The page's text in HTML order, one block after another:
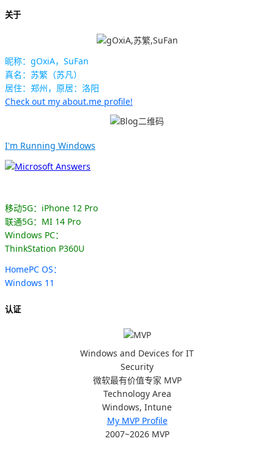
关于
昵称：gOxiA，SuFan
真名：苏繁（苏凡）
居住：郑州，原居：洛阳
Check out my about.me profile!
I'm Running Windows
移动5G：iPhone 12 Pro
联通5G：MI 14 Pro
Windows PC：
ThinkStation P360U
HomePC OS：
Windows 11
认证
Windows and Devices for IT
Security
微软最有价值专家 MVP
Technology Area
Windows, Intune
My MVP Profile
2007~2026 MVP